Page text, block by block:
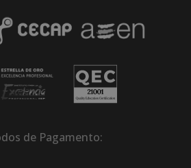
de Pagamento: